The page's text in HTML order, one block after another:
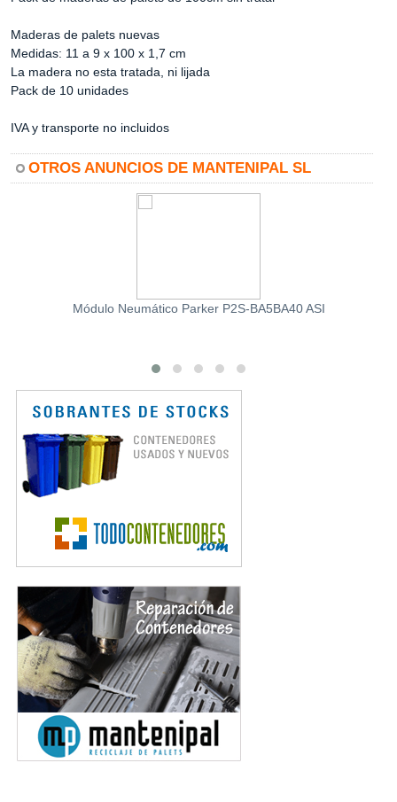
Maderas de palets nuevas
Medidas: 11 a 9 x 100 x 1,7 cm
La madera no esta tratada, ni lijada
Pack de 10 unidades
IVA y transporte no incluidos
OTROS ANUNCIOS DE MANTENIPAL SL
Módulo Neumático Parker P2S-BA5BA40 ASI